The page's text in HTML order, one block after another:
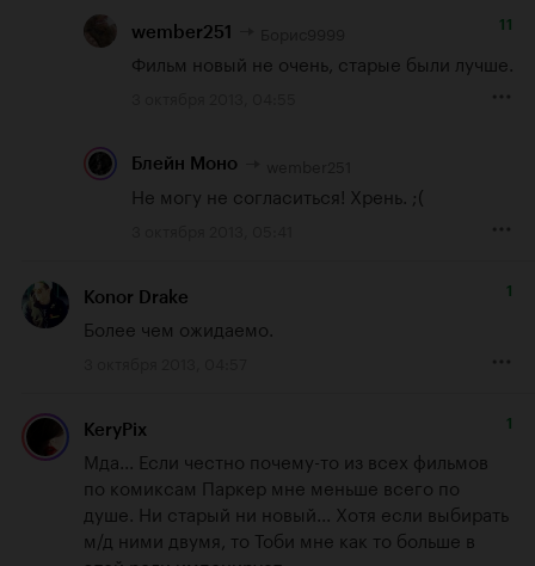
wember251 11
Фильм новый не очень, старые были лучше.
Блейн Моно
Не могу не согласиться! Хрень. ;(
Konor Drake 1
Более чем ожидаемо.
KeryPix 1
Мда... Если честно почему-то из всех фильмов
по комиксам Паркер мне меньше всего по
душе. Ни старый ни новый... Хотя если выбирать
м/д ними двумя, то Тоби мне как то больше в